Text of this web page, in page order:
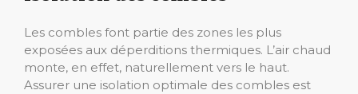
Les combles font partie des zones les plus
exposées aux déperditions thermiques. L’air chaud
monte, en effet, naturellement vers le haut.
Assurer une isolation optimale des combles est